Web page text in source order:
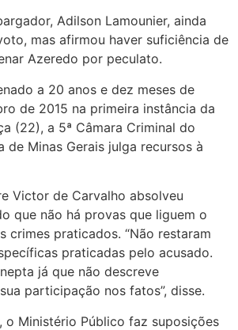
Adilson Lamounier, ainda
mas afirmou haver suficiência de
Azeredo por peculato.
a 20 anos e dez meses de
de 2015 na primeira instância da
(22), a 5ª Câmara Criminal do
de Minas Gerais julga recursos à
Victor de Carvalho absolveu
que não há provas que liguem o
crimes praticados. “Não restaram
praticadas pelo acusado.
já que não descreve
participação nos fatos”, disse.
o Ministério Público faz suposições